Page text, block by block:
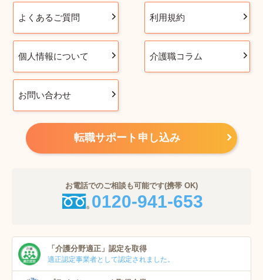
よくあるご質問 利用規約
個人情報について 介護職コラム
お問い合わせ
転職サポート申し込み
お電話でのご相談も可能です(携帯 OK)
0120-941-653
「介護分野適正」 認定を取得
適正認定事業者として認定されました。